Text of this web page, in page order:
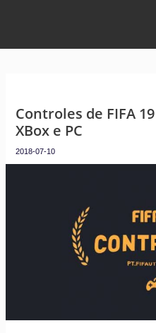
Controles de FIFA
XBox e PC
2018-07-10